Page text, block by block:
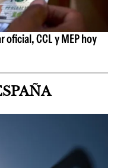
oficial, CCL y MEP hoy